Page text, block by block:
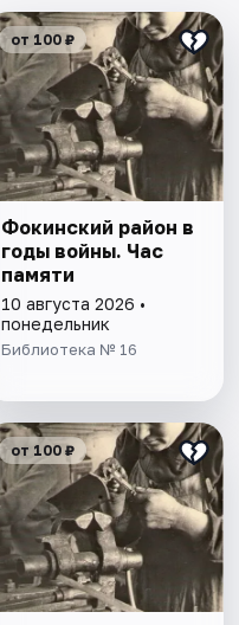
от 100 ₽
Фокинский район в
годы войны. Час
памяти
10 августа 2026 •
понедельник
Библиотека № 16
от 100 ₽